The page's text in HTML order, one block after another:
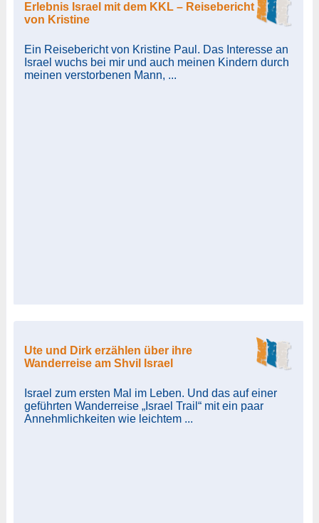
Erlebnis Israel mit dem KKL – Reisebericht
von Kristine
Ein Reisebericht von Kristine Paul. Das Interesse an
Israel wuchs bei mir und auch meinen Kindern durch
meinen verstorbenen Mann, ...
Ute und Dirk erzählen über ihre
Wanderreise am Shvil Israel
Israel zum ersten Mal im Leben. Und das auf einer
geführten Wanderreise „Israel Trail“ mit ein paar
Annehmlichkeiten wie leichtem ...